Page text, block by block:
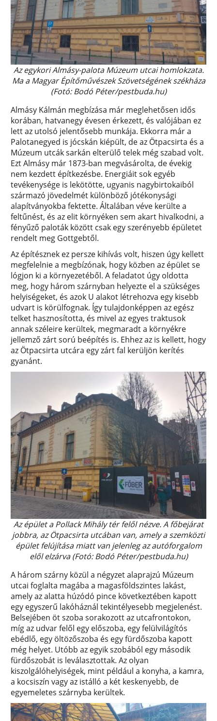
Az egykori Almásy-palota Múzeum utcai homlokzata.
Ma a Magyar Építőművészek Szövetségének székháza
(Fotó: Bodó Péter/pestbuda.hu)
Almásy Kálmán megbízása már meglehetősen idős
korában, hatvanegy évesen érkezett, és valójában ez
lett az utolsó jelentősebb munkája. Ekkorra már a
Palotanegyed is jócskán kiépült, de az Ötpacsirta és a
Múzeum utcák sarkán elterülő telek még szabad volt.
Ezt Almásy már 1873-ban megvásárolta, de évekig
nem kezdett építkezésbe. Energiáit sok egyéb
tevékenysége is lekötötte, ugyanis nagybirtokaiból
származó jövedelmét különböző jótékonysági
alapítványokba fektette. Általában véve kerülte a
feltűnést, és az elit környéken sem akart hivalkodni, a
fényűző paloták között csak egy szerényebb épületet
rendelt meg Gottgebtől.
Az építésznek ez persze kihívás volt, hiszen úgy kellett
megfelelnie a megbízónak, hogy közben az épület se
lógjon ki a környezetéből. A feladatot úgy oldotta
meg, hogy három szárnyban helyezte el a szükséges
helyiségeket, és azok U alakot létrehozva egy kisebb
udvart is körülfognak. Így tulajdonképpen az egész
telket hasznosította, és mivel az egyes traktusok
annak széleire kerültek, megmaradt a környékre
jellemző zárt sorú beépítés is. Ehhez az is kellett, hogy
az Ötpacsirta utcára egy zárt fal kerüljön kerítés
gyanánt.
Az épület a Pollack Mihály tér felől nézve. A főbejárat
jobbra, az Ötpacsirta utcában van, amely a szemközti
épület felújítása miatt van jelenleg az autóforgalom
elől elzárva (Fotó: Bodó Péter/pestbuda.hu)
A három szárny közül a négyzet alaprajzú Múzeum
utcai foglalta magába a magasföldszintes lakást,
amely az alatta húzódó pince következtében kapott
egy egyszerű lakóháznál tekintélyesebb megjelenést.
Belsejében öt szoba sorakozott az utcafrontokon,
míg az udvar felől egy előszoba, egy felülvilágítós
ebédlő, egy öltözőszoba és egy fürdőszoba kapott
még helyet. Utóbb az egyik szobából egy második
fürdőszobát is leválasztottak. Az olyan
kiszolgálóhelyiségek, mint például a konyha, a kamra,
a kocsiszín vagy az istálló a két keskenyebb, de
egyemeletes szárnyba kerültek.